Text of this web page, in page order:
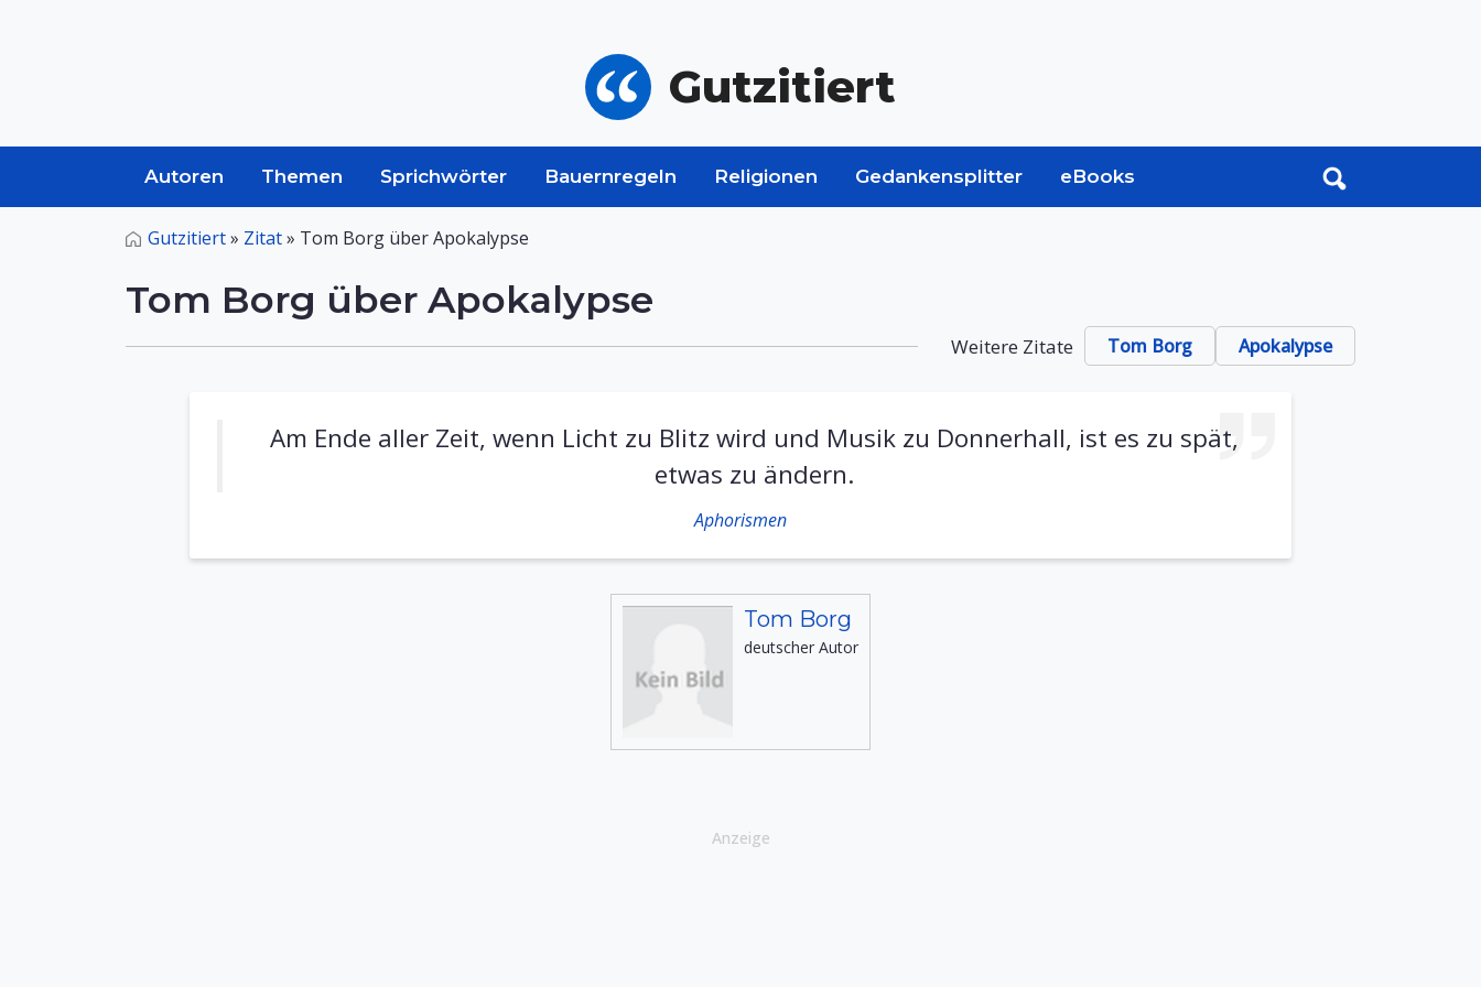
Gutzitiert
Autoren Themen Sprichwörter Bauernregeln Religionen Gedankensplitter eBooks
Gutzitiert» Zitat» Tom Borg über Apokalypse
Tom Borg über Apokalypse
Weitere Zitate Tom Borg Apokalypse
Am Ende aller Zeit, wenn Licht zu Blitz wird und Musik zu Donnerhall, ist es zu spät,
etwas zu ändern.
Aphorismen
Tom Borg
deutscher Autor
Anzeige